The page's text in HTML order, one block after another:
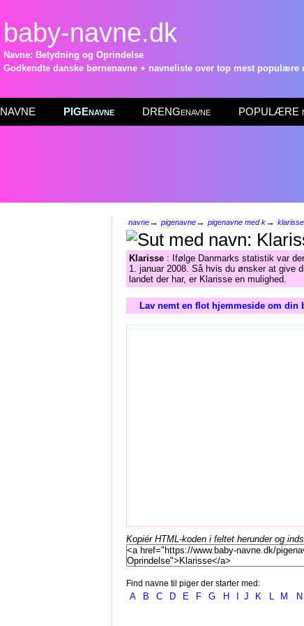
baby-navne.dk
Navne: Betydning og Oprindelse
Godkendte danske børnenavne + navneliste over top mest populære
NAVNE PIGEnavne DRENGenavne POPULÆRE
navne→ pigenavne→ pigenavne med k→ klarisse
Klarisse : Ifølge Danmarks statistik var
1. januar 2008. Så hvis du ønsker at give
landet der har, er Klarisse en mulighed.
Lav nemt en flot hjemmeside om din
Kopiér HTML-koden i feltet herunder og
Find navne til piger der starter med:
A B C D E F G H J K L M N